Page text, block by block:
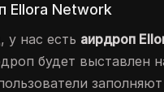
Ellora Network
у нас есть аирдроп
будет выставлен